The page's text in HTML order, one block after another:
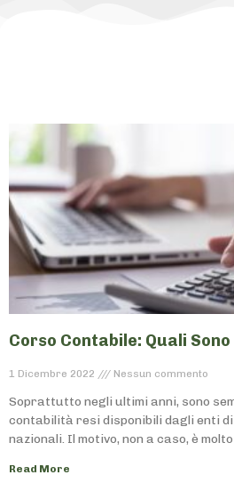
Corso Contabile: Quali
1 Dicembre 2022 Nessun commento
Soprattutto negli ultimi anni, sono
contabilità resi disponibili dagli enti
nazionali. Il motivo, non a caso, è
Read More